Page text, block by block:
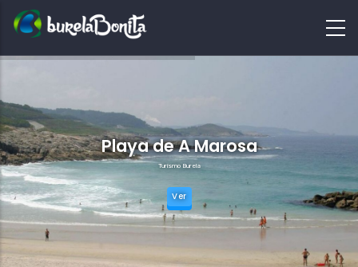
Playa de A Marosa
Turismo Burela
Ver